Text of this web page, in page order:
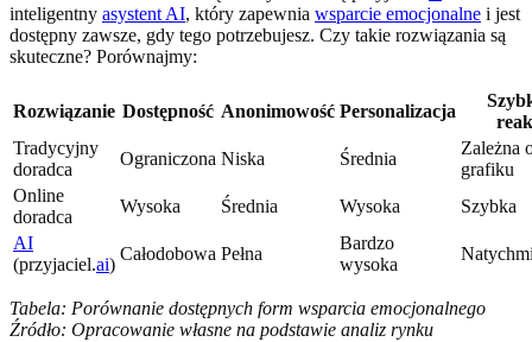
inteligentny asystent AI, który zapewnia wsparcie emocjonalne i jest
dostępny zawsze, gdy tego potrzebujesz. Czy takie rozwiązania są
skuteczne? Porównajmy:
Rozwiązanie Dostępność Anonimowość Personalizacja
Tradycyjny
doradca
Ograniczona Niska Średnia
Zależna
grafiku
Online
doradca
Wysoka Średnia Wysoka
Szybka
AI
(przyjaciel.ai)
Całodobowa Pełna
Bardzo
wysoka
Tabela: Porównanie dostępnych form wsparcia emocjonalnego
Źródło: Opracowanie własne na podstawie analiz rynku